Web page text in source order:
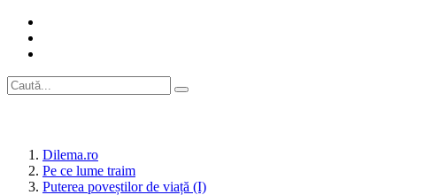
Dilema.ro
Pe ce lume traim
Puterea poveștilor de viață (I)